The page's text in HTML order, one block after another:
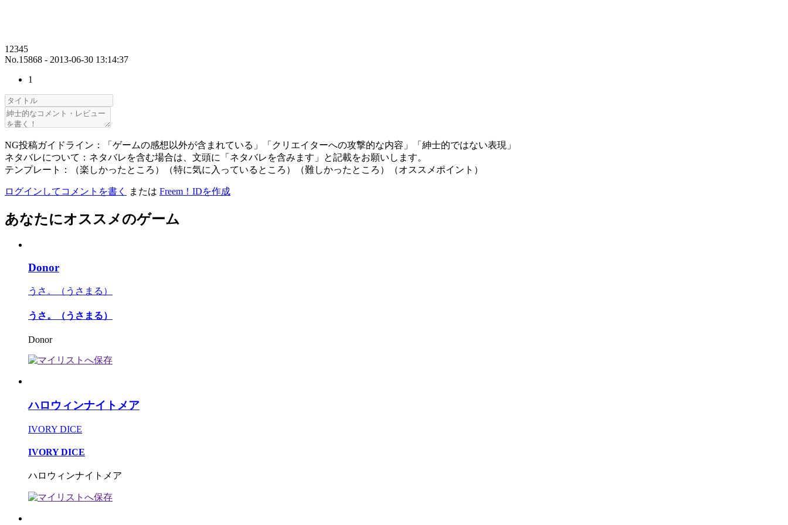
12345
No.15868 - 2013-06-30 13:14:37
1
NG投稿ガイドライン：「ゲームの感想以外が含まれている」「クリエイターへの攻撃的な内容」「紳士的ではない表現」
ネタバレについて：ネタバレを含む場合は、文頭に「ネタバレを含みます」と記載をお願いします。
テンプレート：（楽しかったところ）（特に気に入っているところ）（難しかったところ）（オススメポイント）
ログインしてコメントを書く または Freem！IDを作成
あなたにオススメのゲーム
Donor
うさ。（うさまる）
うさ。（うさまる）
Donor
ハロウィンナイトメア
IVORY DICE
IVORY DICE
ハロウィンナイトメア